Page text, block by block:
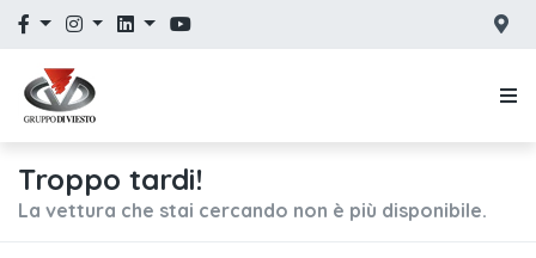
Troppo tardi!
La vettura che stai cercando non è più disponibile.